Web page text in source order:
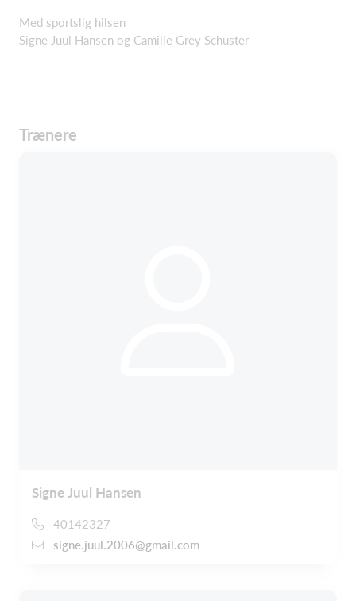
Med sportslig hilsen
Signe Juul Hansen og Camille Grey Schuster
Trænere
Signe Juul Hansen
40142327
signe.juul.2006@gmail.com